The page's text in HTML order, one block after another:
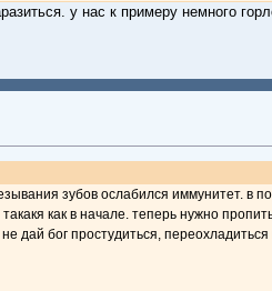
у нас к примеру немного
зубов ослабился иммунитет. в
как в начале. теперь нужно
дай бог простудиться,